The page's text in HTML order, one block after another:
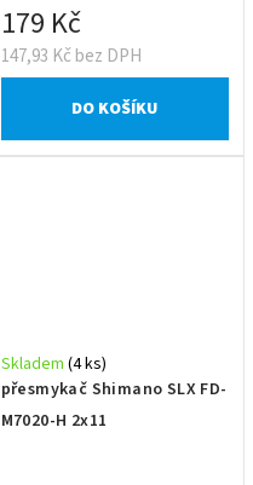
147,93 Kč bez DPH
179 Kč
DO KOŠÍKU
přesmykač Shimano SLX FD-
M7020-H 2x11
Skladem (4 ks)